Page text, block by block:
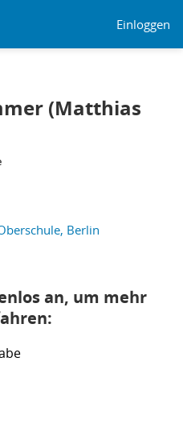
Einloggen
(Matthias
Berlin
an, um mehr